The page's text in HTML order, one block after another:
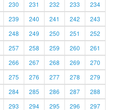
230 231 232 233
234
239 240 241 242
243
248 249 250 251
252
257 258 259 260
261
266 267 268 269
270
275 276 277 278
279
284 285 286 287
288
293 294 295 296 297